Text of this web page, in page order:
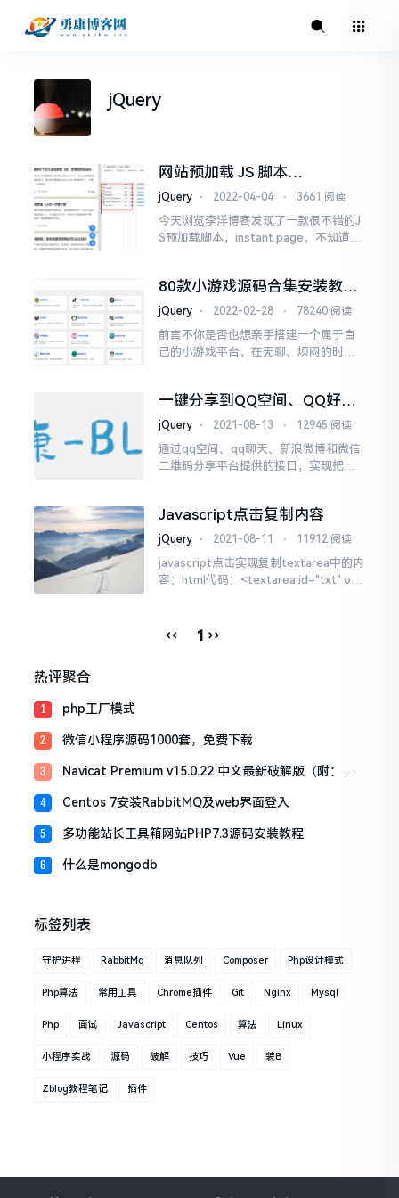
jQuery
网站预加载 JS 脚本
instant.page 的使用方法
jQuery ⋅ 2022-04-04 ⋅ 3661 阅读
今天浏览李洋博客发现了一款很不错的J
S预加载脚本，instant.page，不知道大
时，用户在点击网站链接之前，将鼠标
悬停在该链接上。当悬停时间超过65毫
接从缓存中读取，以此提升网站的访问
速度...
80款小游戏源码合集安装教
程，原来搭建游戏网站可以这
jQuery ⋅ 2022-02-28 ⋅ 78240 阅读
前言不你是否也想亲手搭建一个属于自
己的小游戏平台，在无聊、烦闷的时候
上80款小游戏源码安装包，类目涵盖：
音益智、动作、射击、消除、休闲、棋
p://xyx.ykbkw.top/安装步骤：下载源码
安...
一键分享到QQ空间、QQ好
友、新浪微博、微信代码
jQuery ⋅ 2021-08-13 ⋅ 12945 阅读
通过qq空间、qq聊天、新浪微博和微信
二维码分享平台提供的接口，实现把网
一键分享。使用到的接口(测试时需要登
录，网址和图片必须是公网的，不能loc
述会undefiend)：1.分...
Javascript点击复制内容
jQuery ⋅ 2021-08-11 ⋅ 11912 阅读
javascript点击实现复制textarea中的内
容：html代码：<textarea id="txt" onc
‹‹ 1 ››
热评聚合
1 php工厂模式
2 微信小程序源码1000套，免费下载
3
Navicat Premium v15.0.22 中文最新破解版（附：激
4 Centos 7安装RabbitMQ及web界面登入
5 多功能站长工具箱网站PHP7.3源码安装教程
6 什么是mongodb
标签列表
守护进程 RabbitMq 消息队列 Composer Php设计模式
Php算法 常用工具 Chrome插件 Git Nginx Mysql
Php 面试 Javascript Centos 算法 Linux
小程序实战 源码 破解 技巧 Vue 装B
Zblog教程笔记 插件